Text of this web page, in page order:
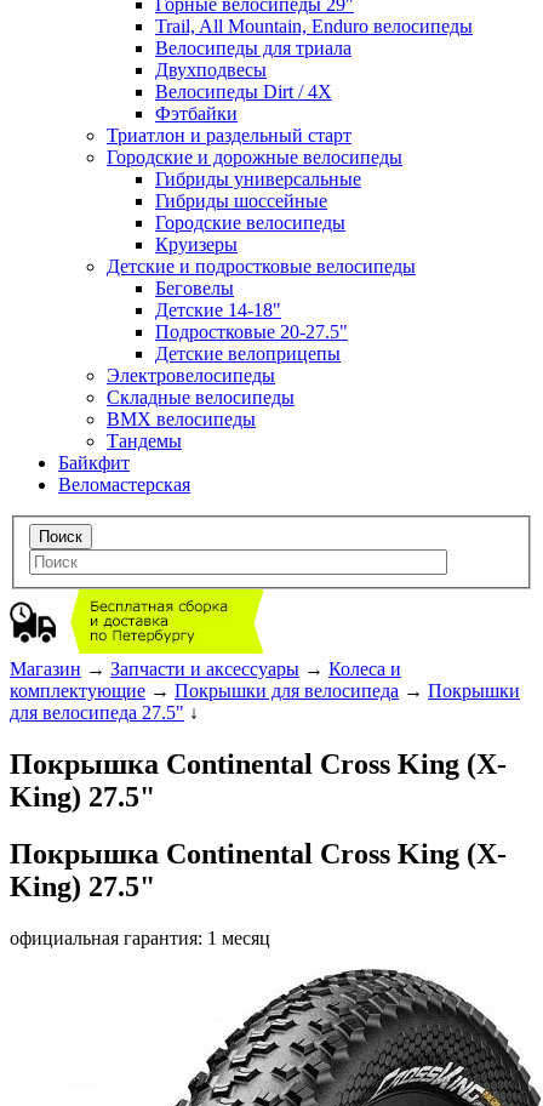
Trail, All Mountain, Enduro велосипеды
Велосипеды для триала
Двухподвесы
Велосипеды Dirt / 4X
Фэтбайки
Триатлон и раздельный старт
Городские и дорожные велосипеды
Гибриды универсальные
Гибриды шоссейные
Городские велосипеды
Круизеры
Детские и подростковые велосипеды
Беговелы
Детские 14-18"
Подростковые 20-27.5"
Детские велоприцепы
Электровелосипеды
Складные велосипеды
BMX велосипеды
Тандемы
Байкфит
Веломастерская
Магазин → Запчасти и аксессуары → Колеса и
комплектующие → Покрышки для велосипеда → Покрышки
для велосипеда 27.5" ↓
Покрышка Continental Cross King (X-
King) 27.5"
Покрышка Continental Cross King (X-
King) 27.5"
официальная гарантия: 1 месяц